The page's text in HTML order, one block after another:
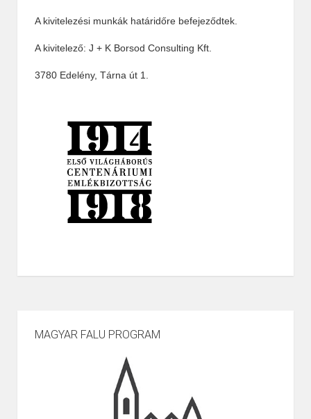
A kivitelezési munkák határidőre befejeződtek.
A kivitelező: J + K Borsod Consulting Kft.
3780 Edelény, Tárna út 1.
MAGYAR FALU PROGRAM